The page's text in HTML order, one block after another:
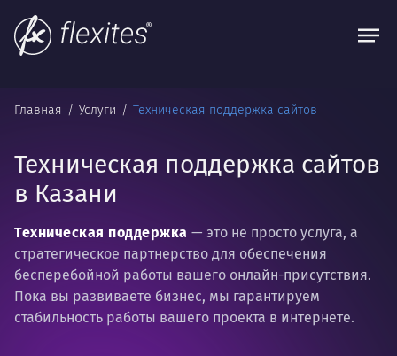
Главная Услуги Техническая поддержка сайтов
Техническая поддержка сайтов
в Казани
Техническая поддержка — это не просто услуга, а
стратегическое партнерство для обеспечения
бесперебойной работы вашего онлайн-присутствия.
Пока вы развиваете бизнес, мы гарантируем
стабильность работы вашего проекта в интернете.